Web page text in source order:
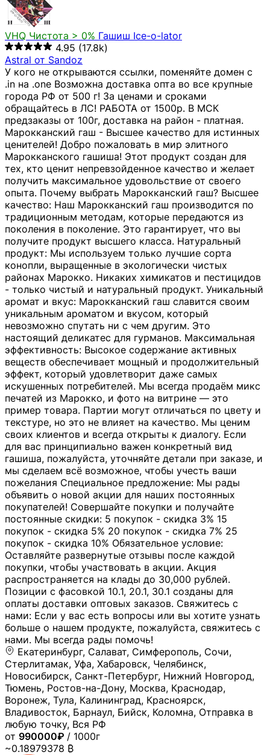
VHQ Чистота > 0% Гашиш Ice-o-lator
4.95 (17.8k)
Astral от Sandoz
У кого не открываются ссылки, поменяйте домен с
.in на .one Возможна доставка опта во все крупные
города РФ от 500 г! За ценами и сроками
обращайтесь в ЛС! РАБОТА от 1500р. В МСК
предзаказы от 100г, доставка на район - платная.
Марокканский гаш - Высшее качество для истинных
ценителей! Добро пожаловать в мир элитного
Марокканского гашиша! Этот продукт создан для
тех, кто ценит непревзойденное качество и желает
получить максимальное удовольствие от своего
опыта. Почему выбрать Марокканский гаш? Высшее
качество: Наш Марокканский гаш производится по
традиционным методам, которые передаются из
поколения в поколение. Это гарантирует, что вы
получите продукт высшего класса. Натуральный
продукт: Мы используем только лучшие сорта
конопли, выращенные в экологически чистых
районах Марокко. Никаких химикатов и пестицидов
- только чистый и натуральный продукт. Уникальный
аромат и вкус: Марокканский гаш славится своим
уникальным ароматом и вкусом, который
невозможно спутать ни с чем другим. Это
настоящий деликатес для гурманов. Максимальная
эффективность: Высокое содержание активных
веществ обеспечивает мощный и продолжительный
эффект, который удовлетворит даже самых
искушенных потребителей. Мы всегда продаём микс
печатей из Марокко, и фото на витрине — это
пример товара. Партии могут отличаться по цвету и
текстуре, но это не влияет на качество. Мы ценим
своих клиентов и всегда открыты к диалогу. Если
для вас принципиально важен конкретный вид
гашиша, пожалуйста, уточняйте детали при заказе, и
мы сделаем всё возможное, чтобы учесть ваши
пожелания Специальное предложение: Мы рады
объявить о новой акции для наших постоянных
покупателей! Совершайте покупки и получайте
постоянные скидки: 5 покупок - скидка 3% 15
покупок - скидка 5% 20 покупок - скидка 7% 25
покупок - скидка 10% Обязательное условие:
Оставляйте развернутые отзывы после каждой
покупки, чтобы участвовать в акции. Акция
распространяется на клады до 30,000 рублей.
Позиции с фасовкой 10.1, 20.1, 30.1 созданы для
оплаты доставки оптовых заказов. Свяжитесь с
нами: Если у вас есть вопросы или вы хотите узнать
больше о нашем продукте, пожалуйста, свяжитесь с
нами. Мы всегда рады помочь!
Екатеринбург, Салават, Симферополь, Сочи,
Стерлитамак, Уфа, Хабаровск, Челябинск,
Новосибирск, Санкт-Петербург, Нижний Новгород,
Тюмень, Ростов-на-Дону, Москва, Краснодар,
Воронеж, Тула, Калининград, Красноярск,
Владивосток, Барнаул, Бийск, Коломна, Отправка в
любую точку, Вся РФ
от 990000₽ / 1000г
~0.18979378 ₿